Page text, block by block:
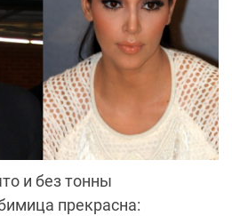
и без тонны
прекрасна: